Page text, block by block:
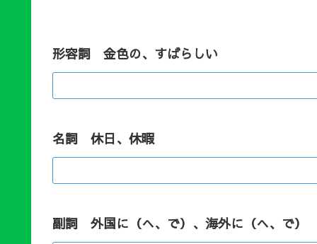
形容詞 金色の、すばらしい
名詞 休日、休暇
副詞 外国に（へ、で）、海外に（へ、で）